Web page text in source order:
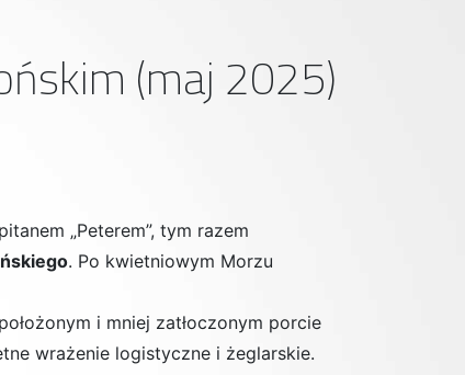
(maj 2025)
„Peterem”, tym razem
. Po kwietniowym Morzu
i mniej zatłoczonym porcie
wrażenie logistyczne i żeglarskie.